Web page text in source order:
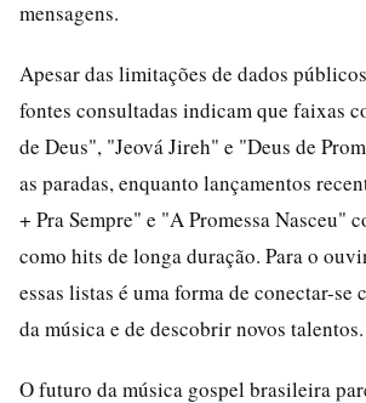
mensagens.
Apesar das limitações de dados
fontes consultadas indicam que faixas
de Deus", "Jeová Jireh" e "Deus de
as paradas, enquanto lançamentos
+ Pra Sempre" e "A Promessa Nasceu"
como hits de longa duração. Para o
essas listas é uma forma de conectar-se
da música e de descobrir novos talentos.
O futuro da música gospel brasileira